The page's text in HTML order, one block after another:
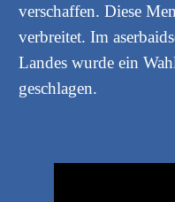
verschaffen. Diese
verbreitet. Im
Landes wurde ein
geschlagen.